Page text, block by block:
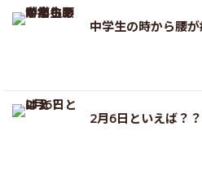
中学生の時から腰
2月6日といえば？？